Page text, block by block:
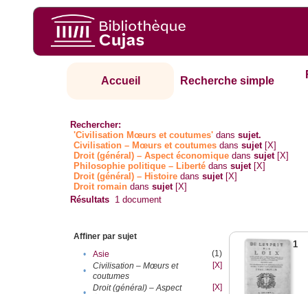
Accueil Recherche simple
Rechercher:
'Civilisation Mœurs et coutumes' danssujet.
Civilisation – Mœurs et coutumes danssujet [X]
Droit (général) – Aspect économique danssujet [X]
Philosophie politique – Liberté danssujet [X]
Droit (général) – Histoire danssujet [X]
Droit romain danssujet [X]
Résultats 1 document
Affiner par sujet
•
Asie
(1)
•
Civilisation – Mœurs et
coutumes
[X]
Droit (général) – Aspect
[X]
1